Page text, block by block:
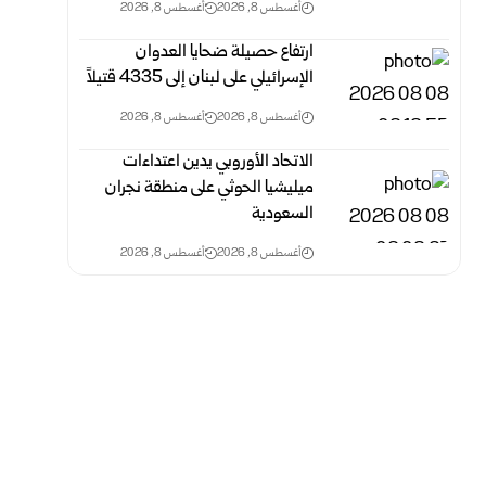
أغسطس 8, 2026 أغسطس 8, 2026
ارتفاع حصيلة ضحايا العدوان
الإسرائيلي على لبنان إلى 4335 قتيلاً
أغسطس 8, 2026 أغسطس 8, 2026
الاتحاد الأوروبي يدين اعتداءات
ميليشيا الحوثي على منطقة نجران
السعودية
أغسطس 8, 2026 أغسطس 8, 2026